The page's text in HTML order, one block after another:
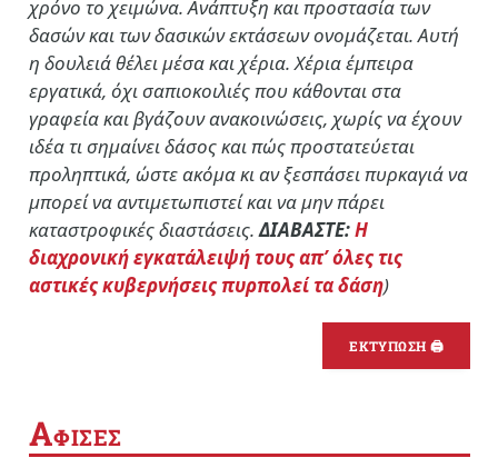
χρόνο το χειμώνα. Ανάπτυξη και προστασία των
δασών και των δασικών εκτάσεων ονομάζεται. Αυτή
η δουλειά θέλει μέσα και χέρια. Χέρια έμπειρα
εργατικά, όχι σαπιοκοιλιές που κάθονται στα
γραφεία και βγάζουν ανακοινώσεις, χωρίς να έχουν
ιδέα τι σημαίνει δάσος και πώς προστατεύεται
προληπτικά, ώστε ακόμα κι αν ξεσπάσει πυρκαγιά να
μπορεί να αντιμετωπιστεί και να μην πάρει
καταστροφικές διαστάσεις.ΔΙΑΒΑΣΤΕ:Η
διαχρονική εγκατάλειψή τους απ’ όλες τις
αστικές κυβερνήσεις πυρπολεί τα δάση)
ΕΚΤΥΠΩΣΗ 🖨
ΑΦΙΣΕΣ